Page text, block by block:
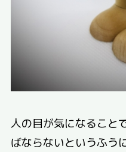
人の目が気になること
ばならないというふう